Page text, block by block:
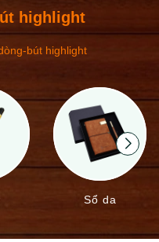
highlight
bút highlight
Sổ da